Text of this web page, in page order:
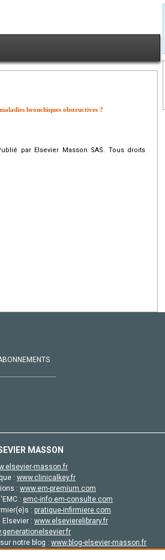
bronchiques obstructives ?
par Elsevier Masson SAS. Tous droits
MASSON
masson.fr
: www.clinicalkey.fr
: www.em-premium.com
: emc-info.em-consulte.com
: pratique-infirmiere.com
Elsevier : www.elsevierelibrary.fr
notre blog : www.blog-elsevier-masson.fr